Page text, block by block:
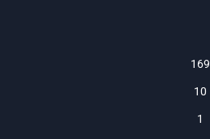
10
1